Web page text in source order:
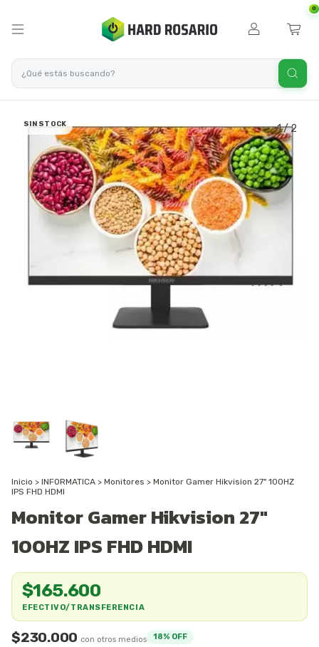
0
SIN STOCK 1/2
Inicio > INFORMATICA > Monitores > Monitor Gamer Hikvision 27" 100HZ
IPS FHD HDMI
Monitor Gamer Hikvision 27"
100HZ IPS FHD HDMI
$230.000 18% OFF
$165.600
EFECTIVO/TRANSFERENCIA